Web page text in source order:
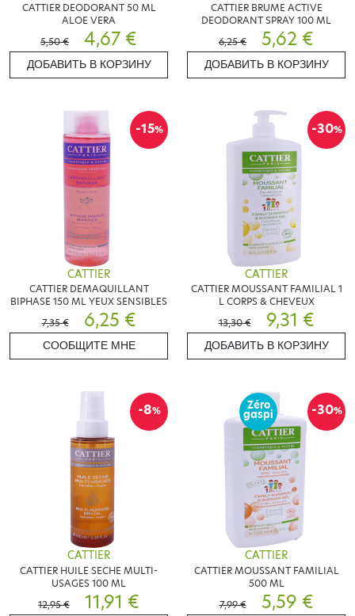
CATTIER DEODORANT 50 ML
ALOE VERA
5,50 €
4,67 €
ДОБАВИТЬ В КОРЗИНУ
CATTIER BRUME ACTIVE
DEODORANT SPRAY 100 ML
6,25 €
5,62 €
ДОБАВИТЬ В КОРЗИНУ
-15%
CATTIER
CATTIER DEMAQUILLANT
BIPHASE 150 ML YEUX SENSIBLES
7,35 €
6,25 €
СООБЩИТЕ МНЕ
-30%
CATTIER
CATTIER MOUSSANT FAMILIAL 1
L CORPS & CHEVEUX
13,30 €
9,31 €
ДОБАВИТЬ В КОРЗИНУ
-8%
CATTIER
CATTIER HUILE SECHE MULTI-
USAGES 100 ML
12,95 €
11,91 €
-30%
Zéro
gaspi
CATTIER
CATTIER MOUSSANT FAMILIAL
500 ML
7,99 €
5,59 €